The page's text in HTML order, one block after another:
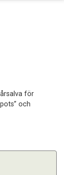
för
och